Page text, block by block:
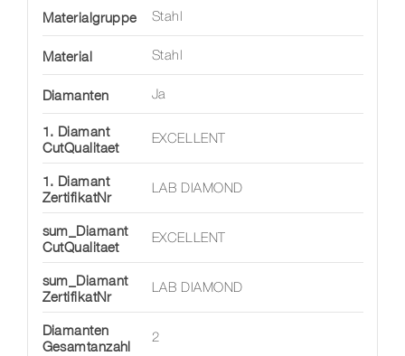
Materialgruppe Stahl
Material Stahl
Diamanten Ja
1. Diamant
CutQualitaet
EXCELLENT
1. Diamant
ZertifikatNr
LAB DIAMOND
sum_Diamant
CutQualitaet
EXCELLENT
sum_Diamant
ZertifikatNr
LAB DIAMOND
Diamanten
Gesamtanzahl
2